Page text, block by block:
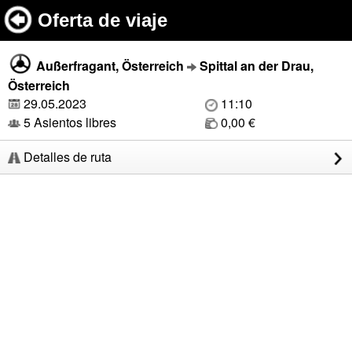
Oferta de viaje
Außerfragant, Österreich
Spittal an der Drau,
Österreich
29.05.2023
11:10
5 Asientos libres
0,00 €
Detalles de ruta